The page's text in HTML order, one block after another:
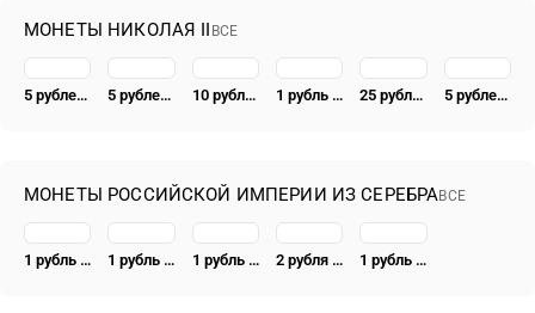
МОНЕТЫ НИКОЛАЯ II ВСЕ
5 рублей 1900, ФЗ 5 рублей 1895, АГ, полуимпериал 10 рублей 1901, АР 1 рубль 1913, ВС, дом Романовых 25 рублей 1896, *, коронация Николая II 5 рублей 1898, АГ
МОНЕТЫ РОССИЙСКОЙ ИМПЕРИИ ИЗ СЕРЕБРАВСЕ
1 рубль 1723, OK, поясной портрет в горностаевой мантии, малый Андреевский крест, вензель большой 1 рубль 1832, СПБ-НГ, венок 8 звеньев 1 рубль 1741, СПБ, Иоанн, гурт надпись 2 рубля 1722, Новодел 1 рубль 1841, СПБ-HI, свадьба Александра Николаевича